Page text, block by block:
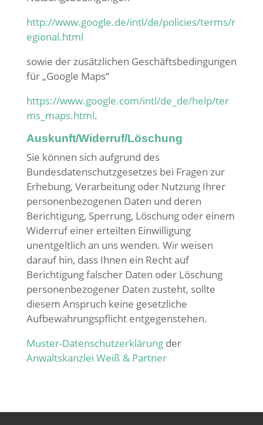
http://www.google.de/intl/de/policies/terms/r
egional.html
sowie der zusätzlichen Geschäftsbedingungen
für „Google Maps“
https://www.google.com/intl/de_de/help/ter
ms_maps.html.
Auskunft/Widerruf/Löschung
Sie können sich aufgrund des
Bundesdatenschutzgesetzes bei Fragen zur
Erhebung, Verarbeitung oder Nutzung Ihrer
personenbezogenen Daten und deren
Berichtigung, Sperrung, Löschung oder einem
Widerruf einer erteilten Einwilligung
unentgeltlich an uns wenden. Wir weisen
darauf hin, dass Ihnen ein Recht auf
Berichtigung falscher Daten oder Löschung
personenbezogener Daten zusteht, sollte
diesem Anspruch keine gesetzliche
Aufbewahrungspflicht entgegenstehen.
Muster-Datenschutzerklärungder
Anwaltskanzlei Weiß & Partner